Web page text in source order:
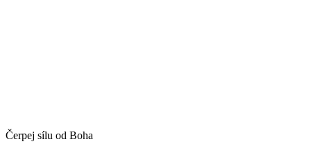
Čerpej sílu od Boha